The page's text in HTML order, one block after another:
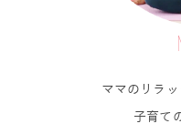
ママのリラ
子育て